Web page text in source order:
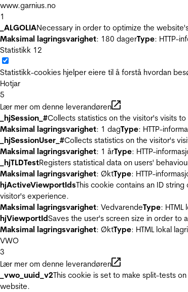
www.garnius.no
1
_ALGOLIANecessary in order to optimize the
Maksimal lagringsvarighet: 180 dagerType: HTTP-
Statistikk 12
Statistikk-cookies hjelper eiere til å forstå hvordan
Hotjar
5
Lær mer om denne leverandøren
_hjSession_#Collects statistics on the visitor's visits
Maksimal lagringsvarighet: 1 dagType: HTTP-
_hjSessionUser_#Collects statistics on the visitor's
Maksimal lagringsvarighet: 1 årType: HTTP-
_hjTLDTestRegisters statistical data on users'
Maksimal lagringsvarighet: ØktType: HTTP-
hjActiveViewportIdsThis cookie contains an ID
visitor's experience.
Maksimal lagringsvarighet: VedvarendeType: HTML
hjViewportIdSaves the user's screen size in order to
Maksimal lagringsvarighet: ØktType: HTML lokal
VWO
3
Lær mer om denne leverandøren
_vwo_uuid_v2This cookie is set to make split-tests
website.